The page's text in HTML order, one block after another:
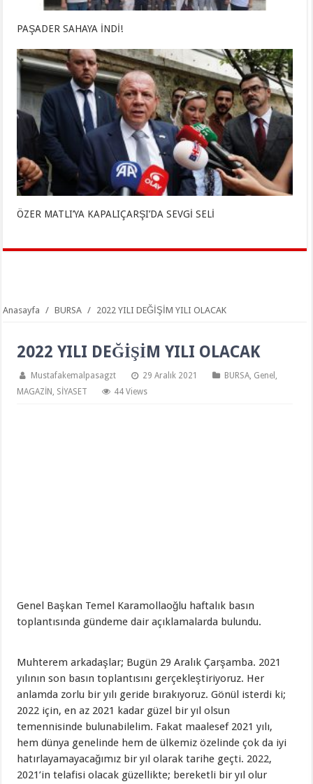
PAŞADER SAHAYA İNDİ!
ÖZER MATLI’YA KAPALIÇARŞI’DA SEVGİ SELİ
Anasayfa / BURSA / 2022 YILI DEĞİŞİM YILI OLACAK
2022 YILI DEĞİŞİM YILI OLACAK
Mustafakemalpasagzt 29 Aralık 2021 BURSA, Genel ,
MAGAZİN , SİYASET 44 Views
Genel Başkan Temel Karamollaoğlu haftalık basın
toplantısında gündeme dair açıklamalarda bulundu.
Muhterem arkadaşlar; Bugün 29 Aralık Çarşamba. 2021
yılının son basın toplantısını gerçekleştiriyoruz. Her
anlamda zorlu bir yılı geride bırakıyoruz. Gönül isterdi ki;
2022 için, en az 2021 kadar güzel bir yıl olsun
temennisinde bulunabilelim. Fakat maalesef 2021 yılı,
hem dünya genelinde hem de ülkemiz özelinde çok da iyi
hatırlayamayacağımız bir yıl olarak tarihe geçti. 2022,
2021’in telafisi olacak güzellikte; bereketli bir yıl olur